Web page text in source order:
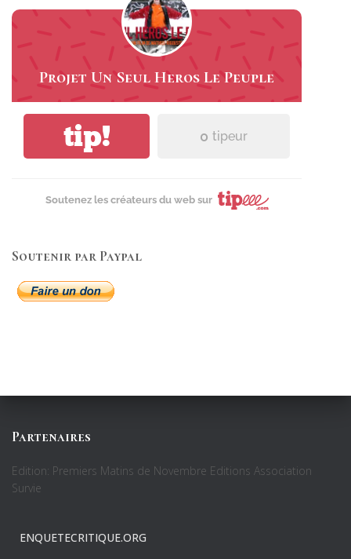
Projet Un Seul Heros Le Peuple
tip! 0 tipeur
Soutenez les créateurs du web sur
Soutenir par Paypal
Partenaires
Edition: Premiers Matins de Novembre Editions Association
Survie
ENQUETECRITIQUE.ORG